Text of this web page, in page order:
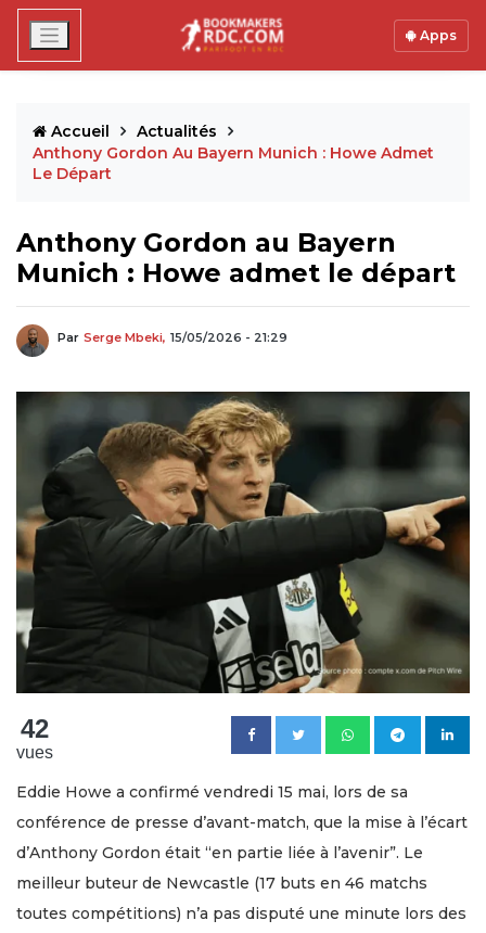
Apps
Accueil
Actualités
Anthony Gordon Au Bayern Munich : Howe Admet
Le Départ
Anthony Gordon au Bayern
Munich : Howe admet le départ
Par Serge Mbeki, 15/05/2026 - 21:29
42
vues
Eddie Howe a confirmé vendredi 15 mai, lors de sa
conférence de presse d’avant-match, que la mise à l’écart
d’Anthony Gordon était “en partie liée à l’avenir”. Le
meilleur buteur de Newcastle (17 buts en 46 matchs
toutes compétitions) n’a pas disputé une minute lors des